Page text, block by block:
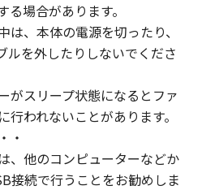
場合があります。
は、本体の電源を切ったり、
ルを外したりしないでくださ
がスリープ状態になるとファ
われないことがあります。
・
、他のコンピューターなどか
接続で行うことをお勧めしま